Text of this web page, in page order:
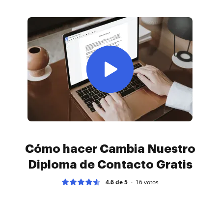
Cómo hacer Cambia Nuestro
Diploma de Contacto Gratis
4.6 de 5 16votos